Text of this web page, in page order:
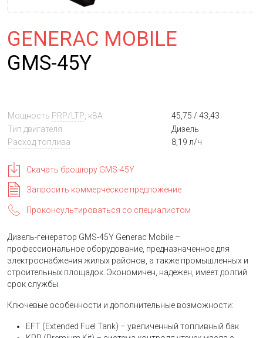
GENERAC MOBILE
GMS-45Y
Мощность PRP/LTP , кВА
45,75 / 43,43
Тип двигателя
Дизель
Расход топлива
8,19 л/ч
Скачать брошюру GMS-45Y
Запросить коммерческое предложение
Проконсультироваться со специалистом
Дизель-генератор GMS-45Y Generac Mobile –
профессиональное оборудование, предназначенное для
электроснабжения жилых районов, а также промышленных и
строительных площадок. Экономичен, надежен, имеет долгий
срок службы.
Ключевые особенности и дополнительные возможности:
EFT (Extended Fuel Tank) – увеличенный топливный бак